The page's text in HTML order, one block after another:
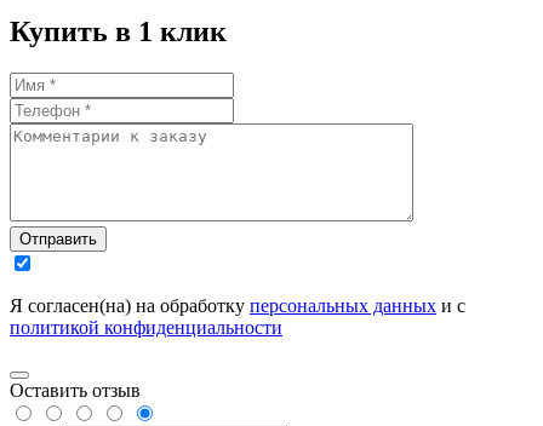
Купить в 1 клик
Отправить
Я согласен(на) на обработку персональных данных и с
политикой конфиденциальности
Оставить отзыв